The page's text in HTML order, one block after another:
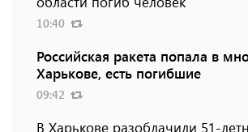
10:40
Российская ракета попала в
Харькове, есть погибшие
09:42
В Харькове разоблачили 51-